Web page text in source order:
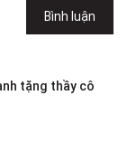
Bình luận
tặng thầy cô